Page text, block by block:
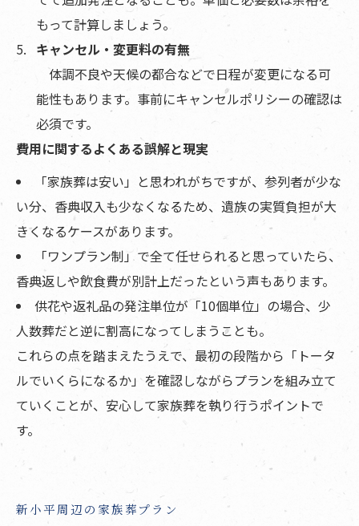
もって計算しましょう。
キャンセル・変更料の有無
体調不良や天候の都合などで日程が変更になる可
能性もあります。事前にキャンセルポリシーの確認は
必須です。
費用に関するよくある誤解と現実
「家族葬は安い」と思われがちですが、参列者が少な
い分、香典収入も少なくなるため、遺族の実質負担が大
きくなるケースがあります。
「ワンプラン制」で全て任せられると思っていたら、
香典返しや飲食費が別計上だったという声もあります。
供花や返礼品の発注単位が「10個単位」の場合、少
人数葬だと逆に割高になってしまうことも。
これらの点を踏まえたうえで、最初の段階から「トータ
ルでいくらになるか」を確認しながらプランを組み立て
ていくことが、安心して家族葬を執り行うポイントで
す。
新小平周辺の家族葬プラン